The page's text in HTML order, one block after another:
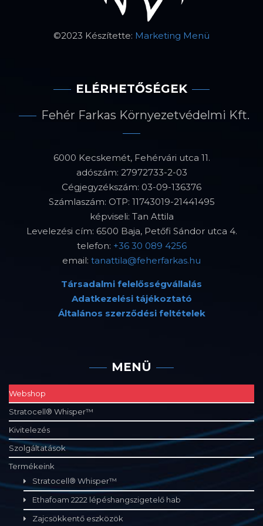
©2023 Készítette: Marketing Menü
ELÉRHETŐSÉGEK
Fehér Farkas Környezetvédelmi Kft.
6000 Kecskemét, Fehérvári utca 11.
adószám: 27972733-2-03
Cégjegyzékszám: 03-09-136376
Számlaszám: OTP: 11743019-21441495
képviseli: Tan Attila
Levelezési cím: 6500 Baja, Petőfi Sándor utca 4.
telefon: +36 30 089 4256
email: tanattila@feherfarkas.hu
Társadalmi felelősségvállalás
Adatkezelési tájékoztató
Általános szerződési feltételek
MENÜ
Webshop
Stratocell® Whisper™
Kivitelezés
Szolgáltatások
Termékeink
Stratocell® Whisper™
Ethafoam 2222 lépéshangszigetelő hab
Zajcsökkentő eszközök